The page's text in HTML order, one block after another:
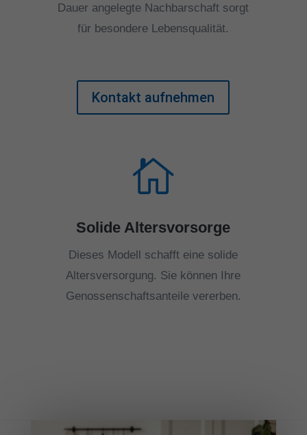
Dauer angelegte Nachbarschaft sorgt
für besondere Lebensqualität.
Kontakt aufnehmen

Solide Altersvorsorge
Dieses Modell schafft eine solide
Altersversorgung. Sie können Ihre
Genossenschaftsanteile vererben.